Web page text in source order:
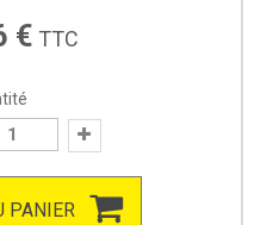
€ TTC
PANIER